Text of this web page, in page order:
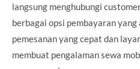
langsung menghubungi
berbagai opsi pembayaran
pemesanan yang cepat dan
membuat pengalaman sewa